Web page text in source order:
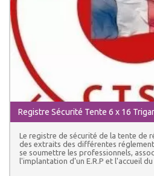
Registre Sécurité Tente 6 x 16
Le registre de sécurité de la tente de
des extraits des différentes
se soumettre les professionnels,
l'implantation d'un E.R.P et l'accueil